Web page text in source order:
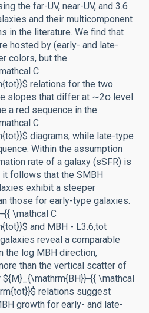
the far-UV, near-UV, and 3.6
and their multicomponent
in the literature. We find that
hosted by (early- and late-
colors, but the
C
relations for the two
slopes that differ at ∼2σ level.
a red sequence in the
C
diagrams, while late-type
Within the assumption
rate of a galaxy (sSFR) is
follows that the SMBH
exhibit a steeper
those for early-type galaxies.
{{ \mathcal C
and MBH - L3.6,tot
reveal a comparable
the log MBH direction,
than the vertical scatter of
${M}_{\mathrm{BH}}-{{ \mathcal
relations suggest
growth for early- and late-